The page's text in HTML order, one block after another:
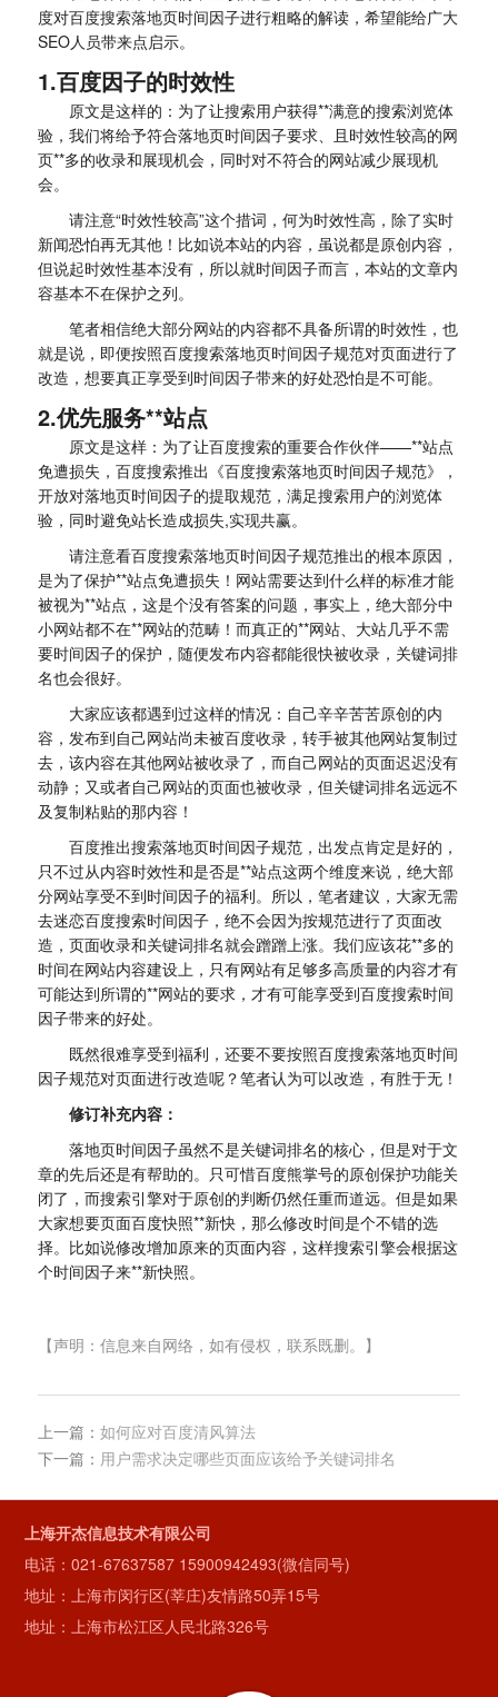
度对百度搜索落地页时间因子进行粗略的解读，希望能给广大
SEO人员带来点启示。
1.百度因子的时效性
原文是这样的：为了让搜索用户获得**满意的搜索浏览体
验，我们将给予符合落地页时间因子要求、且时效性较高的网
页**多的收录和展现机会，同时对不符合的网站减少展现机
会。
请注意“时效性较高”这个措词，何为时效性高，除了实时
新闻恐怕再无其他！比如说本站的内容，虽说都是原创内容，
但说起时效性基本没有，所以就时间因子而言，本站的文章内
容基本不在保护之列。
笔者相信绝大部分网站的内容都不具备所谓的时效性，也
就是说，即便按照百度搜索落地页时间因子规范对页面进行了
改造，想要真正享受到时间因子带来的好处恐怕是不可能。
2.优先服务**站点
原文是这样：为了让百度搜索的重要合作伙伴——**站点
免遭损失，百度搜索推出《百度搜索落地页时间因子规范》，
开放对落地页时间因子的提取规范，满足搜索用户的浏览体
验，同时避免站长造成损失,实现共赢。
请注意看百度搜索落地页时间因子规范推出的根本原因，
是为了保护**站点免遭损失！网站需要达到什么样的标准才能
被视为**站点，这是个没有答案的问题，事实上，绝大部分中
小网站都不在**网站的范畴！而真正的**网站、大站几乎不需
要时间因子的保护，随便发布内容都能很快被收录，关键词排
名也会很好。
大家应该都遇到过这样的情况：自己辛辛苦苦原创的内
容，发布到自己网站尚未被百度收录，转手被其他网站复制过
去，该内容在其他网站被收录了，而自己网站的页面迟迟没有
动静；又或者自己网站的页面也被收录，但关键词排名远远不
及复制粘贴的那内容！
百度推出搜索落地页时间因子规范，出发点肯定是好的，
只不过从内容时效性和是否是**站点这两个维度来说，绝大部
分网站享受不到时间因子的福利。所以，笔者建议，大家无需
去迷恋百度搜索时间因子，绝不会因为按规范进行了页面改
造，页面收录和关键词排名就会蹭蹭上涨。我们应该花**多的
时间在网站内容建设上，只有网站有足够多高质量的内容才有
可能达到所谓的**网站的要求，才有可能享受到百度搜索时间
因子带来的好处。
既然很难享受到福利，还要不要按照百度搜索落地页时间
因子规范对页面进行改造呢？笔者认为可以改造，有胜于无！
修订补充内容：
落地页时间因子虽然不是关键词排名的核心，但是对于文
章的先后还是有帮助的。只可惜百度熊掌号的原创保护功能关
闭了，而搜索引擎对于原创的判断仍然任重而道远。但是如果
大家想要页面百度快照**新快，那么修改时间是个不错的选
择。比如说修改增加原来的页面内容，这样搜索引擎会根据这
个时间因子来**新快照。
【声明：信息来自网络，如有侵权，联系既删。】
上一篇： 如何应对百度清风算法
下一篇： 用户需求决定哪些页面应该给予关键词排名
上海开杰信息技术有限公司
电话：021-67637587 15900942493(微信同号)
地址：上海市闵行区(莘庄)友情路50弄15号
地址：上海市松江区人民北路326号